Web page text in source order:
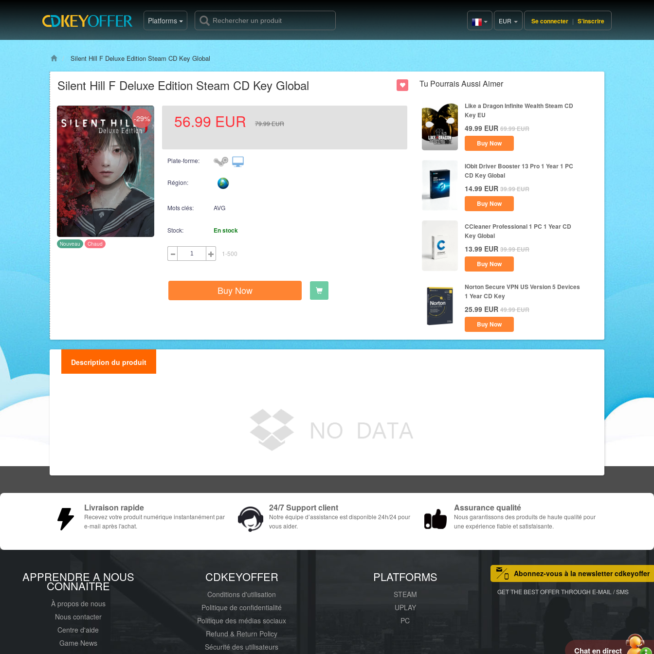
Platforms France(Français)
EUR Se connecter | S'inscrire
Silent Hill F Deluxe Edition Steam CD Key Global
Silent Hill F Deluxe Edition Steam CD Key Global
-29%
Nouveau Chaud
56.99 EUR 79.99EUR
Plate-forme:
Région:
Mots clés: AVG
Stock: En stock
1-500
Buy Now
Tu Pourrais Aussi Aimer
Like a Dragon Infinite Wealth Steam CD
Key EU
49.99 EUR 69.99EUR
Buy Now
IObit Driver Booster 13 Pro 1 Year 1 PC
CD Key Global
14.99 EUR 39.99EUR
Buy Now
CCleaner Professional 1 PC 1 Year CD
Key Global
13.99 EUR 39.99EUR
Buy Now
Norton Secure VPN US Version 5 Devices
1 Year CD Key
25.99 EUR 49.99EUR
Buy Now
Description du produit
Livraison rapide
Recevez votre produit numérique instantanément par
e-mail après l'achat.
24/7 Support client
Notre équipe d’assistance est disponible 24h/24 pour
vous aider.
Assurance qualité
Nous garantissons des produits de haute qualité pour
une expérience fiable et satisfaisante.
APPRENDRE A NOUS
CONNAITRE
À propos de nous
Nous contacter
Centre d'aide
Game News
CDKEYOFFER
Conditions d'utilisation
Politique de confidentialité
Politique des médias sociaux
Refund & Return Policy
Sécurité des utilisateurs
PLATFORMS
STEAM
UPLAY
PC
Abonnez-vous à la newsletter cdkeyoffer
GET THE BEST OFFER THROUGH E-MAIL / SMS
Chat en direct